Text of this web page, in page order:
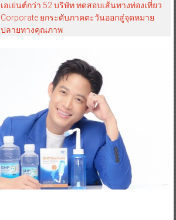
เอเย่นต์กว่า 52 บริษัท ทดสอบเส้นทางท่องเที่ยว
Corporate ยกระดับภาคตะวันออกสู่จุดหมาย
ปลายทางคุณภาพ